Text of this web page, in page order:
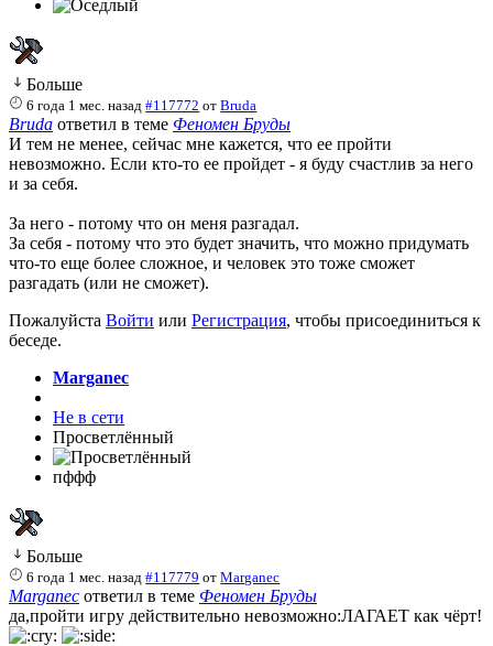
Больше
6 года 1 мес. назад #117772 отBruda
Bruda ответил в теме Феномен Бруды
И тем не менее, сейчас мне кажется, что ее пройти
невозможно. Если кто-то ее пройдет - я буду счастлив за него
и за себя.
За него - потому что он меня разгадал.
За себя - потому что это будет значить, что можно придумать
что-то еще более сложное, и человек это тоже сможет
разгадать (или не сможет).
Пожалуйста Войти или Регистрация, чтобы присоединиться к
беседе.
Marganec
Не в сети
Просветлённый
пффф
Больше
6 года 1 мес. назад #117779 отMarganec
Marganec ответил в теме Феномен Бруды
да,пройти игру действительно невозможно:ЛАГАЕТ как чёрт!